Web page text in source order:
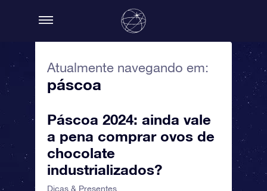
Atualmente navegando em:
páscoa
Páscoa 2024: ainda vale
a pena comprar ovos de
chocolate
industrializados?
Dicas & Presentes